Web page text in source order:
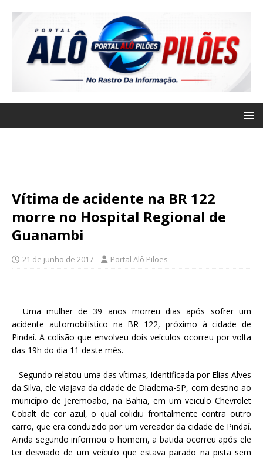
Vítima de acidente na BR 122
morre no Hospital Regional de
Guanambi
21 de junho de 2017 Portal Alô Pilões
Uma mulher de 39 anos morreu dias após sofrer um
acidente automobilístico na BR 122, próximo à cidade de
Pindaí. A colisão que envolveu dois veículos ocorreu por volta
das 19h do dia 11 deste mês.
Segundo relatou uma das vítimas, identificada por Elias Alves
da Silva, ele viajava da cidade de Diadema-SP, com destino ao
município de Jeremoabo, na Bahia, em um veiculo Chevrolet
Cobalt de cor azul, o qual colidiu frontalmente contra outro
carro, que era conduzido por um vereador da cidade de Pindaí.
Ainda segundo informou o homem, a batida ocorreu após ele
ter desviado de um veículo que estava parado na pista sem